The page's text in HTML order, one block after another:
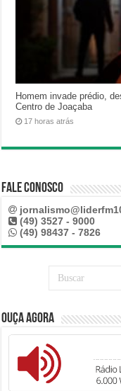
Homem invade prédio,
Centro de Joaçaba
17 horas atrás
Fale Conosco
(49) 3527 - 9000
(49) 98437 - 7826
Ouça Agora